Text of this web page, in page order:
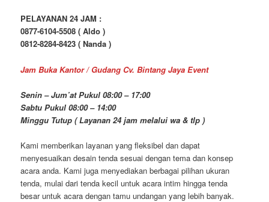
PELAYANAN 24 JAM :
0877-6104-5508 ( Aldo )
0812-8284-8423 ( Nanda )
Jam Buka Kantor / Gudang Cv. Bintang Jaya Event
Senin – Jum’at Pukul 08:00 – 17:00
Sabtu Pukul 08:00 – 14:00
Minggu Tutup ( Layanan 24 jam melalui wa & tlp )
Kami memberikan layanan yang fleksibel dan dapat
menyesuaikan desain tenda sesuai dengan tema dan konsep
acara anda. Kami juga menyediakan berbagai pilihan ukuran
tenda, mulai dari tenda kecil untuk acara intim hingga tenda
besar untuk acara dengan tamu undangan yang lebih banyak.